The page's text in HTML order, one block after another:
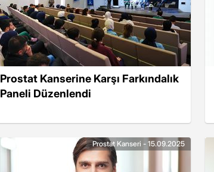
Prostat Kanserine Karşı Farkındalık
Paneli Düzenlendi
Prostat Kanseri - 15.09.2025